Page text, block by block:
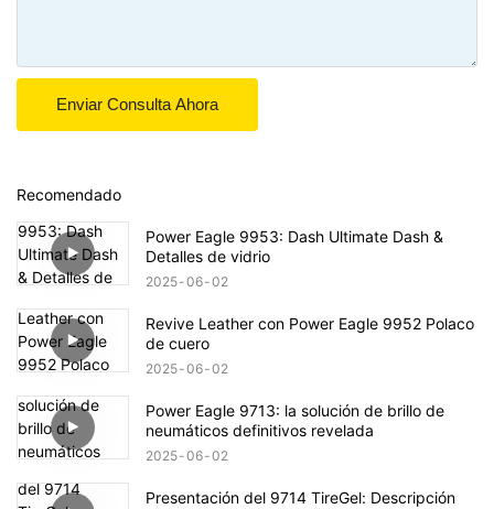
Enviar Consulta Ahora
Recomendado
Power Eagle 9953: Dash Ultimate Dash &
Detalles de vidrio
2025 06 02
Revive Leather con Power Eagle 9952 Polaco
de cuero
2025 06 02
Power Eagle 9713: la solución de brillo de
neumáticos definitivos revelada
2025 06 02
Presentación del 9714 TireGel: Descripción